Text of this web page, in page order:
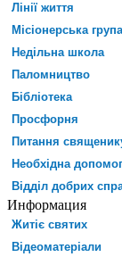
Лінії життя
Місіонерська група
Недільна школа
Паломництво
Бібліотека
Просфорня
Питання
Необхідна
Відділ добрих
Информация
Житіє святих
Відеоматеріали